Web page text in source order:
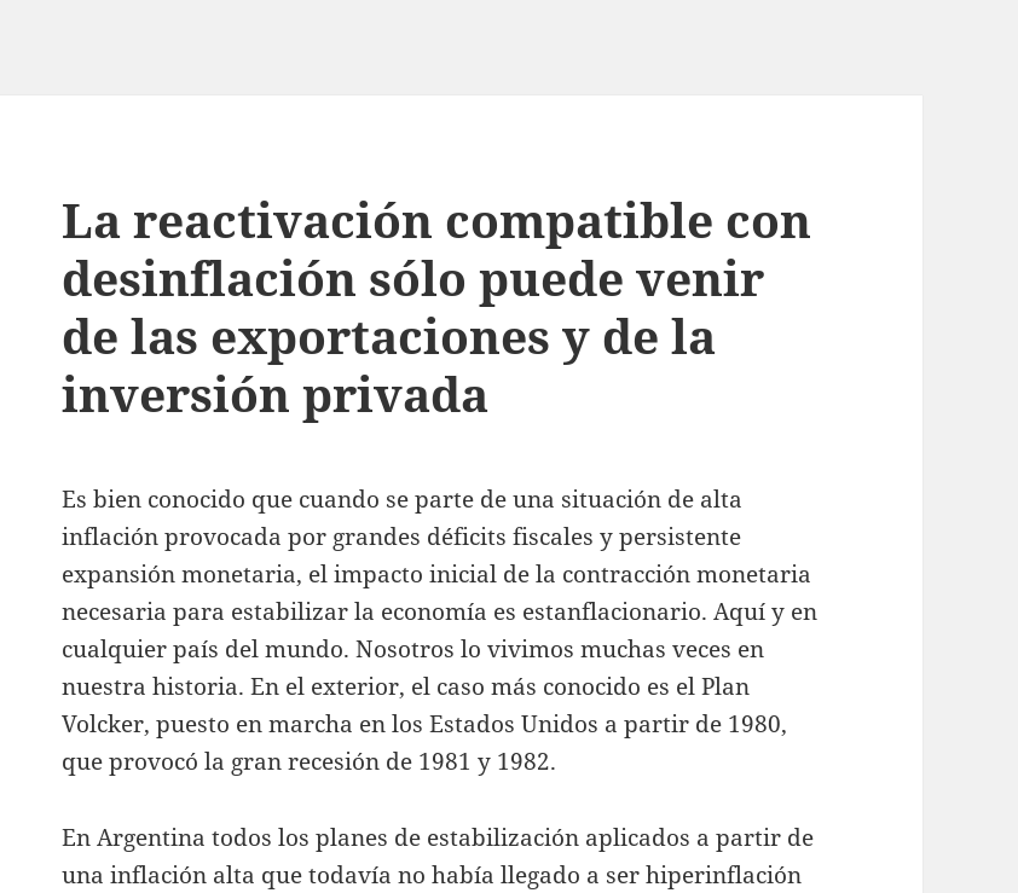
La reactivación compatible con
desinflación sólo puede venir
de las exportaciones y de la
inversión privada
Es bien conocido que cuando se parte de una situación de alta
inflación provocada por grandes déficits fiscales y persistente
expansión monetaria, el impacto inicial de la contracción monetaria
necesaria para estabilizar la economía es estanflacionario. Aquí y en
cualquier país del mundo. Nosotros lo vivimos muchas veces en
nuestra historia. En el exterior, el caso más conocido es el Plan
Volcker, puesto en marcha en los Estados Unidos a partir de 1980,
que provocó la gran recesión de 1981 y 1982.
En Argentina todos los planes de estabilización aplicados a partir de
una inflación alta que todavía no había llegado a ser hiperinflación